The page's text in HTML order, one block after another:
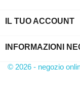
IL TUO ACCOUNT
INFORMAZIONI
© 2026 - negozio